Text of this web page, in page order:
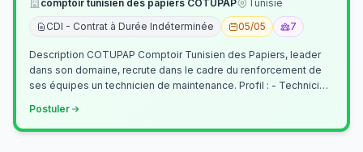
comptoir tunisien des papiers COTUPAP
Tunisie
CDI - Contrat à Durée Indéterminée
05/05 7
Description COTUPAP Comptoir Tunisien des Papiers, leader
dans son domaine, recrute dans le cadre du renforcement de
ses équipes un technicien de maintenance. Profil : - Technicien
Postuler